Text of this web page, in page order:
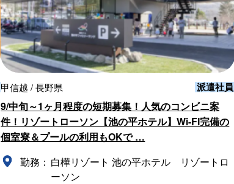
甲信越 / 長野県 派遣社員
9/中旬～1ヶ月程度の短期募集！人気のコンビニ案
件！リゾートローソン【池の平ホテル】Wi-FI完備の
個室寮＆プールの利用もOKで …
勤務： 白樺リゾート 池の平ホテル リゾートロ
ーソン